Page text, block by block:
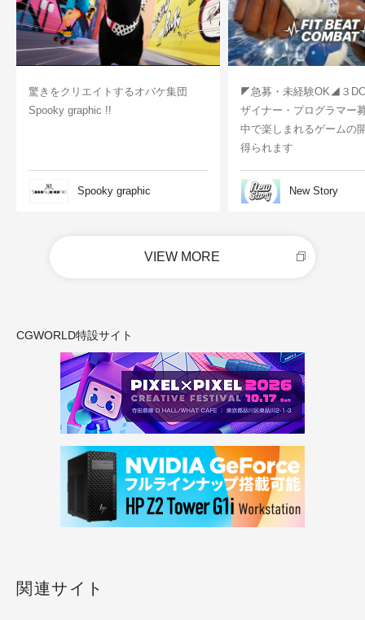
驚きをクリエイトするオバケ集団
Spooky graphic !!
Spooky graphic
◤急募・未経験OK◢３
ザイナー・プログラマー
中で楽しまれるゲームの
得られます
New Story
VIEW MORE
CGWORLD特設サイト
関連サイト